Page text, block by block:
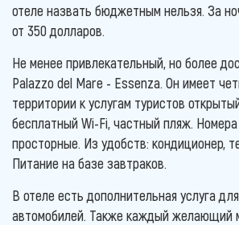
отеле назвать бюджетным нельзя. За
от 350 долларов.
Не менее привлекательный, но более
Palazzo del Mare - Essenza. Он имеет
территории к услугам туристов
бесплатный Wi-Fi, частный пляж.
просторные. Из удобств: кондиционер,
Питание на базе завтраков.
В отеле есть дополнительная услуга
автомобилей. Также каждый желающий